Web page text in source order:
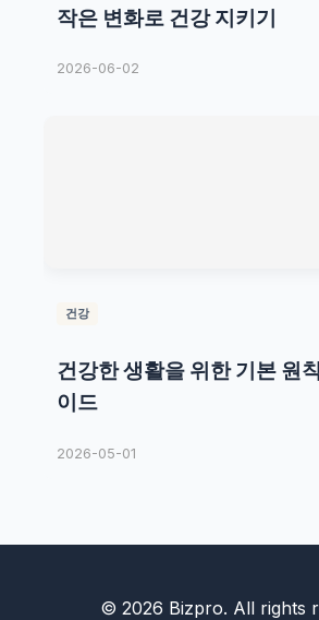
작은 변화로 건강 지키기
2026-06-02
건강
건강한 생활을 위한 기본 원
이드
2026-05-01
© 2026 Bizpro. All rights